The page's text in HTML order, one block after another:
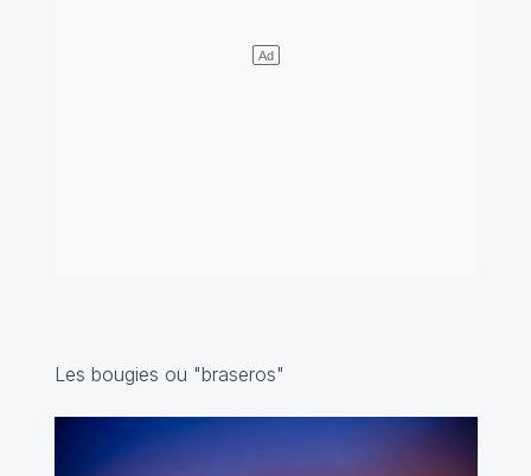
Les bougies ou "braseros"